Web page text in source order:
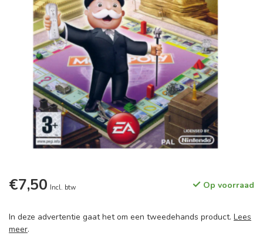
€7,50 Incl. btw Op voorraad
In deze advertentie gaat het om een tweedehands product. Lees
meer.